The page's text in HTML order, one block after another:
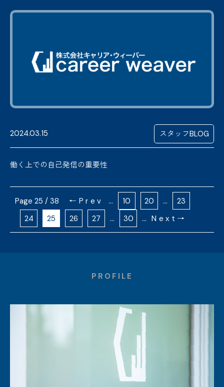
2024.03.15 スタッフBLOG
働く上での自己発信の重要性
25 / 38 ←Prev ... 10 20 ...
23
24
25 26 27 ... 30 ... Next→
PROFILE